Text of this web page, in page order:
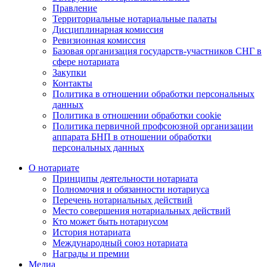
Правление
Территориальные нотариальные палаты
Дисциплинарная комиссия
Ревизионная комиссия
Базовая организация государств-участников СНГ в
сфере нотариата
Закупки
Контакты
Политика в отношении обработки персональных
данных
Политика в отношении обработки cookie
Политика первичной профсоюзной организации
аппарата БНП в отношении обработки
персональных данных
О нотариате
Принципы деятельности нотариата
Полномочия и обязанности нотариуса
Перечень нотариальных действий
Место совершения нотариальных действий
Кто может быть нотариусом
История нотариата
Международный союз нотариата
Награды и премии
Медиа